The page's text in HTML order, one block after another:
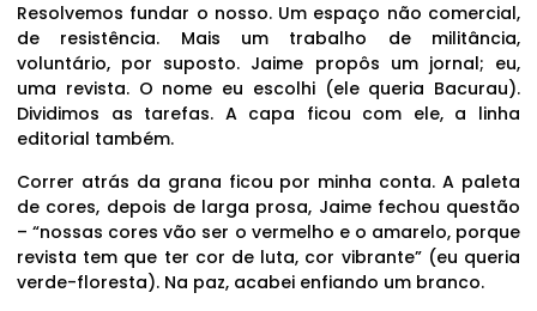
Resolvemos fundar o nosso. Um espaço não comercial,
de resistência. Mais um trabalho de militância,
voluntário, por suposto. Jaime propôs um jornal; eu,
uma revista. O nome eu escolhi (ele queria Bacurau).
Dividimos as tarefas. A capa ficou com ele, a linha
editorial também.
Correr atrás da grana ficou por minha conta. A paleta
de cores, depois de larga prosa, Jaime fechou questão
– “nossas cores vão ser o vermelho e o amarelo, porque
revista tem que ter cor de luta, cor vibrante” (eu queria
verde-floresta). Na paz, acabei enfiando um branco.